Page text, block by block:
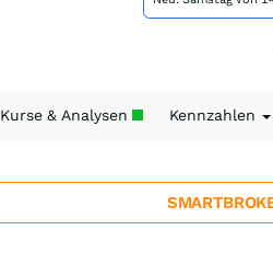
Kurse & Analysen Kennzahlen